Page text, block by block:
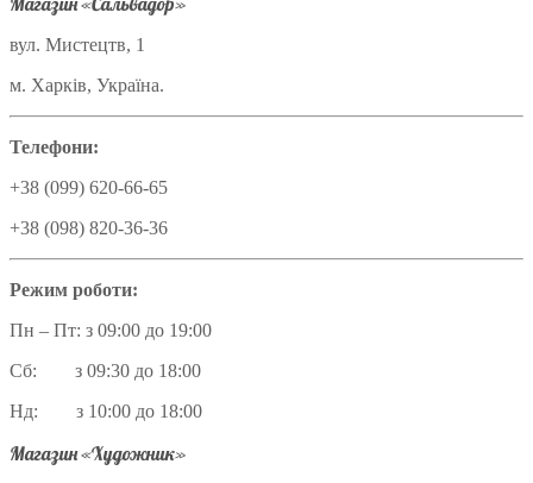
вул. Мистецтв, 1
м. Харків, Україна.
Телефони:
+38 (099) 620-66-65
+38 (098) 820-36-36
Режим роботи:
Пн – Пт: з 09:00 до 19:00
Сб: з 09:30 до 18:00
Нд: з 10:00 до 18:00
Магазин «Художник»